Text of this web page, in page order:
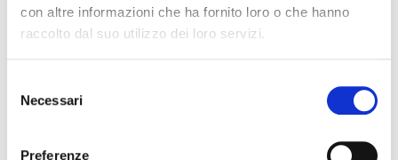
con altre informazioni che ha fornito loro o che hanno
raccolto dal suo utilizzo dei loro servizi.
delNecessari
Preferenze
WM-UXMJ15